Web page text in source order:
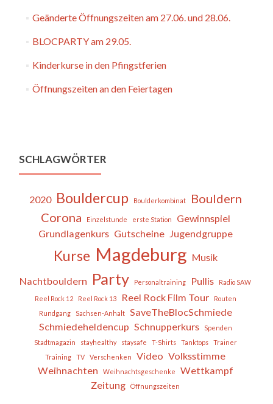
Geänderte Öffnungszeiten am 27.06. und 28.06.
BLOCPARTY am 29.05.
Kinderkurse in den Pfingstferien
Öffnungszeiten an den Feiertagen
SCHLAGWÖRTER
2020 Bouldercup Boulderkombinat
Bouldern
Corona
Einzelstunde erste Station
Gewinnspiel
Grundlagenkurs Gutscheine Jugendgruppe
Kurse Magdeburg Musik
Nachtbouldern Party Personaltraining Pullis Radio SAW
Reel Rock 12 Reel Rock 13 Reel Rock Film Tour
Routen
Rundgang
Sachsen-Anhalt
SaveTheBlocSchmiede
Schmiedeheldencup Schnupperkurs
Spenden
Stadtmagazin
stayhealthy staysafe T-Shirts Tanktops
Trainer
Training
TV Verschenken Video Volksstimme
Weihnachten
Weihnachtsgeschenke
Wettkampf
Zeitung
Öffnungszeiten